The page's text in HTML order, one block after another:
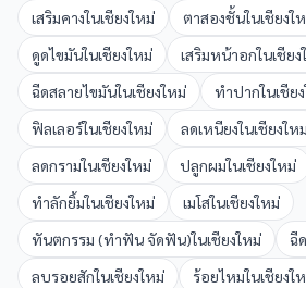
เสริมคางในเชียงใหม่ ตาสองชั้นในเชียงใ
ดูดไขมันในเชียงใหม่ เสริมหน้าอกในเชีย
ฉีดสลายไขมันในเชียงใหม่ ทำปากในเชีย
ฟิลเลอร์ในเชียงใหม่ ลดเหนียงในเชียงให
ลดกรามในเชียงใหม่ ปลูกผมในเชียงใหม่
ทำลักยิ้มในเชียงใหม่ เมโสในเชียงใหม่
ทันตกรรม (ทำฟัน จัดฟัน)ในเชียงใหม่ ฉี
ลบรอยสักในเชียงใหม่ ร้อยไหมในเชียงใ